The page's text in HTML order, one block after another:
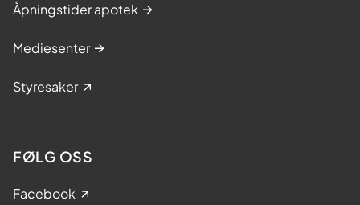
Åpningstider apotek
Mediesenter
Styresaker
FØLG OSS
Facebook